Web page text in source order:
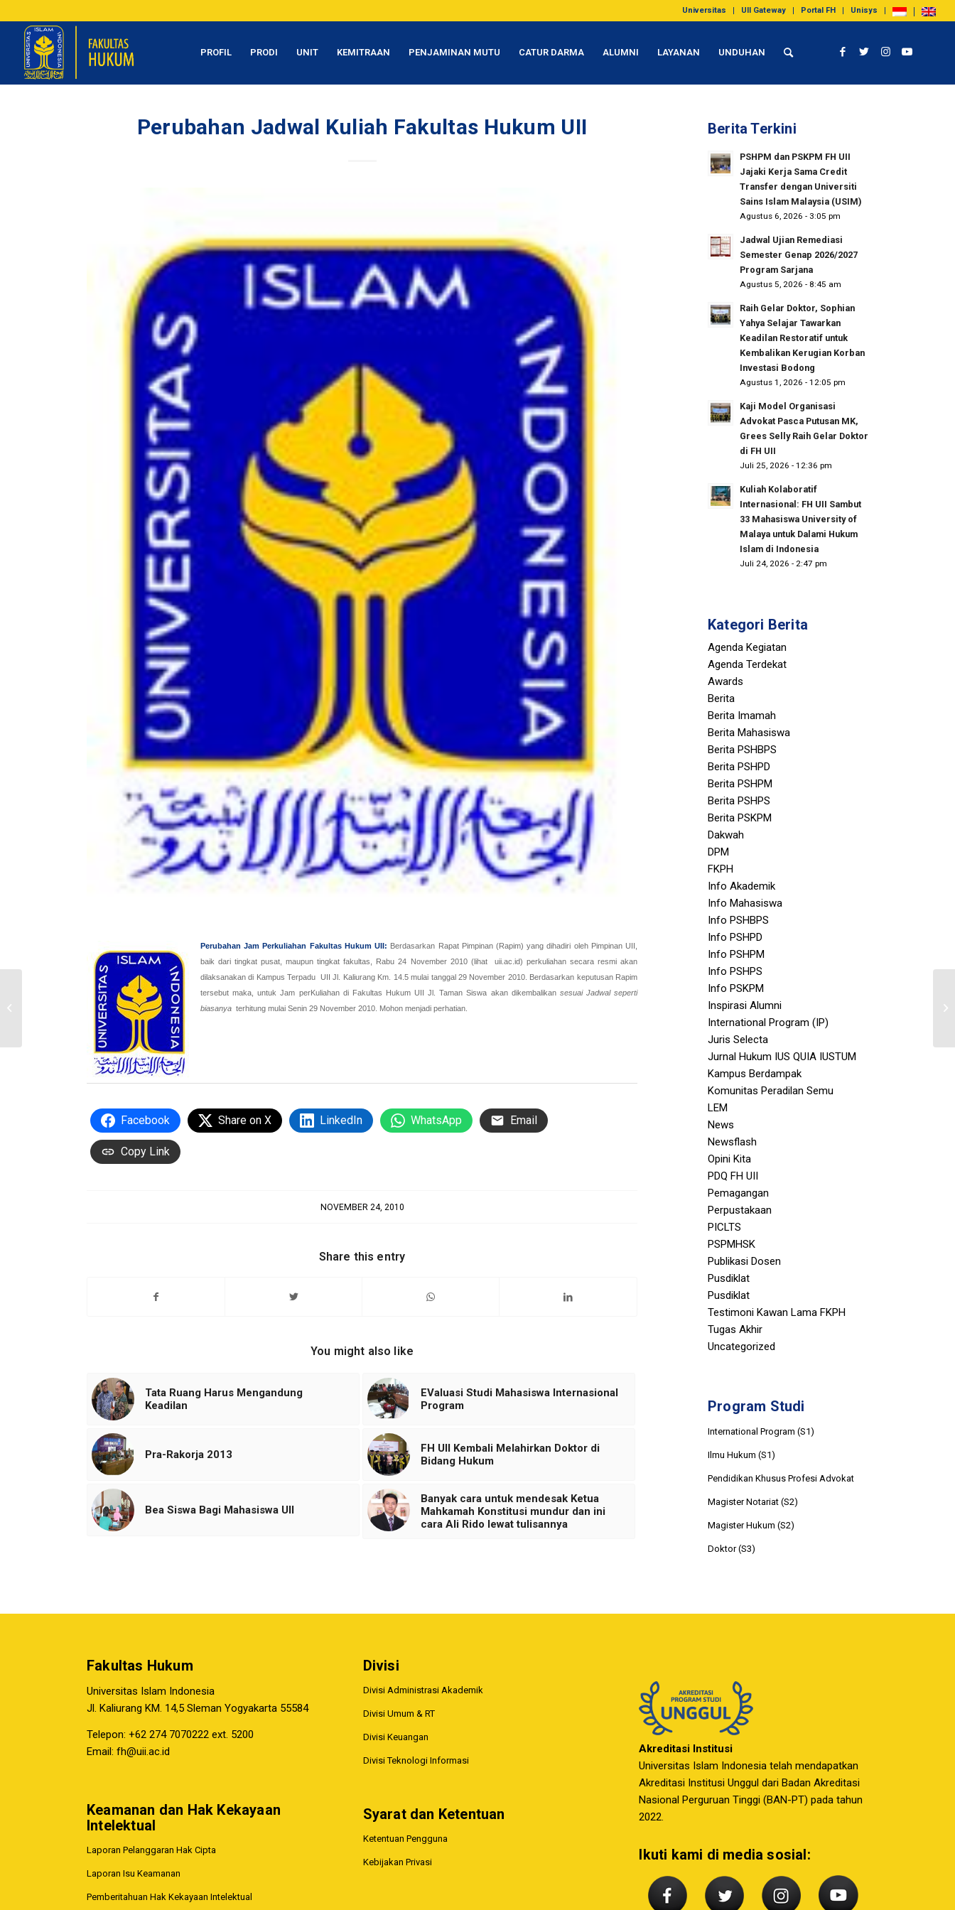
Universitas UII Gateway Portal FH Unisys
PROFIL PRODI UNIT KEMITRAAN PENJAMINAN MUTU CATUR DARMA ALUMNI LAYANAN UNDUHAN
Perubahan Jadwal Kuliah Fakultas Hukum UII
Perubahan Jam Perkuliahan Fakultas Hukum UII: Berdasarkan Rapat Pimpinan (Rapim) yang dihadiri oleh Pimpinan UII,
baik dari tingkat pusat, maupun tingkat fakultas, Rabu 24 November 2010 (lihat uii.ac.id) perkuliahan secara resmi akan
dilaksanakan di Kampus Terpadu UII Jl. Kaliurang Km. 14.5 mulai tanggal 29 November 2010. Berdasarkan keputusan Rapim
tersebut maka, untuk Jam perKuliahan di Fakultas Hukum UII Jl. Taman Siswa akan dikembalikan sesuai Jadwal seperti
biasanya terhitung mulai Senin 29 November 2010. Mohon menjadi perhatian.
Facebook Share on X LinkedIn WhatsApp Email
Copy Link
NOVEMBER 24, 2010
Share this entry
You might also like
Tata Ruang Harus Mengandung
Keadilan
EValuasi Studi Mahasiswa Internasional
Program
Pra-Rakorja 2013
FH UII Kembali Melahirkan Doktor di
Bidang Hukum
Bea Siswa Bagi Mahasiswa UII
Banyak cara untuk mendesak Ketua
Mahkamah Konstitusi mundur dan ini
cara Ali Rido lewat tulisannya
Berita Terkini
PSHPM dan PSKPM FH UII
Jajaki Kerja Sama Credit
Transfer dengan Universiti
Sains Islam Malaysia (USIM)
Agustus 6, 2026 - 3:05 pm
Jadwal Ujian Remediasi
Semester Genap 2026/2027
Program Sarjana
Agustus 5, 2026 - 8:45 am
Raih Gelar Doktor, Sophian
Yahya Selajar Tawarkan
Keadilan Restoratif untuk
Kembalikan Kerugian Korban
Investasi Bodong
Agustus 1, 2026 - 12:05 pm
Kaji Model Organisasi
Advokat Pasca Putusan MK,
Grees Selly Raih Gelar Doktor
di FH UII
Juli 25, 2026 - 12:36 pm
Kuliah Kolaboratif
Internasional: FH UII Sambut
33 Mahasiswa University of
Malaya untuk Dalami Hukum
Islam di Indonesia
Juli 24, 2026 - 2:47 pm
Kategori Berita
Agenda Kegiatan
Agenda Terdekat
Awards
Berita
Berita Imamah
Berita Mahasiswa
Berita PSHBPS
Berita PSHPD
Berita PSHPM
Berita PSHPS
Berita PSKPM
Dakwah
DPM
FKPH
Info Akademik
Info Mahasiswa
Info PSHBPS
Info PSHPD
Info PSHPM
Info PSHPS
Info PSKPM
Inspirasi Alumni
International Program (IP)
Juris Selecta
Jurnal Hukum IUS QUIA IUSTUM
Kampus Berdampak
Komunitas Peradilan Semu
LEM
News
Newsflash
Opini Kita
PDQ FH UII
Pemagangan
Perpustakaan
PICLTS
PSPMHSK
Publikasi Dosen
Pusdiklat
Pusdiklat
Testimoni Kawan Lama FKPH
Tugas Akhir
Uncategorized
Program Studi
International Program (S1)
Ilmu Hukum (S1)
Pendidikan Khusus Profesi Advokat
Magister Notariat (S2)
Magister Hukum (S2)
Doktor (S3)
Fakultas Hukum
Universitas Islam Indonesia
Jl. Kaliurang KM. 14,5 Sleman Yogyakarta 55584
Telepon: +62 274 7070222 ext. 5200
Email: fh@uii.ac.id
Keamanan dan Hak Kekayaan
Intelektual
Laporan Pelanggaran Hak Cipta
Laporan Isu Keamanan
Pemberitahuan Hak Kekayaan Intelektual
Divisi
Divisi Administrasi Akademik
Divisi Umum & RT
Divisi Keuangan
Divisi Teknologi Informasi
Syarat dan Ketentuan
Ketentuan Pengguna
Kebijakan Privasi
Akreditasi Institusi
Universitas Islam Indonesia telah mendapatkan
Akreditasi Institusi Unggul dari Badan Akreditasi
Nasional Perguruan Tinggi (BAN-PT) pada tahun
2022.
Ikuti kami di media sosial:
Akademik “Perkuliahan